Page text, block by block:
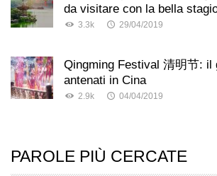
da visitare con la bella
3.3k 29/04/2019
Qingming Festival 清明节: il
antenati in Cina
2.9k 04/04/2019
PAROLE PIÙ CERCATE